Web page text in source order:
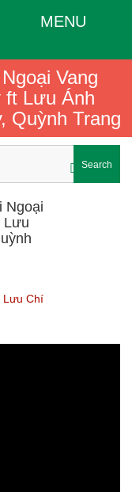
MENU
Vang
ft Lưu Ánh
Quỳnh Trang
Search
Ngoại
Lưu
Lưu Chí